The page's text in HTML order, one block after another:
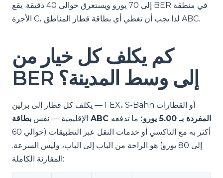
إلى 70 يورو ويستغرق حوالي 40 دقيقة. يقع BER في منطقة
الأجرة C، لذا يجب أن تغطي أي بطاقة قطار المناطق ABC.
كم يكلف كل خيار من
BER إلى وسط المدينة؟
يكلف كل قطار إلى برلين — FEX، S-Bahn أو القطارات
الإقليمية — نفس
بطاقة ABC المفردة بـ 5.00 يورو
؛ ما تدفعه
أكثر به مع التاكسي أو خدمات النقل عبر التطبيقات (حوالي 60
إلى 80 يورو) هو الراحة من الباب إلى الباب، وليس السرعة.
المقارنة الكاملة: